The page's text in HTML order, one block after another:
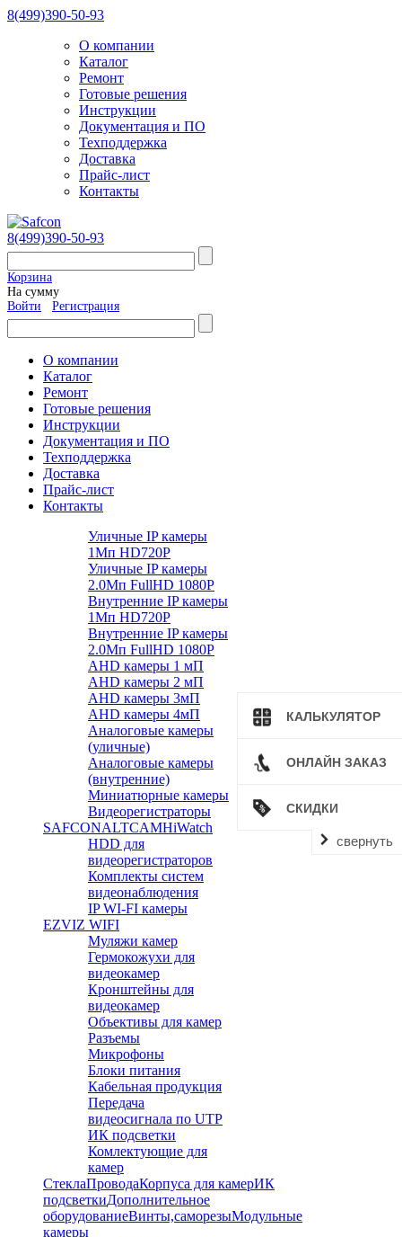
КАЛЬКУЛЯТОР
ОНЛАЙН ЗАКАЗ
СКИДКИ
свернуть
8(499)390-50-93
О компании
Каталог
Ремонт
Готовые решения
Инструкции
Документация и ПО
Техподдержка
Доставка
Прайс-лист
Контакты
8(499)390-50-93
Корзина
На сумму
Войти
Регистрация
О компании
Каталог
Ремонт
Готовые решения
Инструкции
Документация и ПО
Техподдержка
Доставка
Прайс-лист
Контакты
Уличные IP камеры
1Мп HD720P
Уличные IP камеры
2.0Мп FullHD 1080P
Внутренние IP камеры
1Мп HD720P
Внутренние IP камеры
2.0Мп FullHD 1080P
AHD камеры 1 мП
AHD камеры 2 мП
AHD камеры 3мП
AHD камеры 4мП
Аналоговые камеры
(уличные)
Аналоговые камеры
(внутренние)
Миниатюрные камеры
Видеорегистраторы
SAFCONALTCAMHiWatch
HDD для
видеорегистраторов
Комплекты систем
видеонаблюдения
IP WI-FI камеры
EZVIZ WIFI
Муляжи камер
Гермокожухи для
видеокамер
Кронштейны для
видеокамер
Объективы для камер
Разъемы
Микрофоны
Блоки питания
Кабельная продукция
Передача
видеосигнала по UTP
ИК подсветки
Комлектующие для
камер
СтеклаПроводаКорпуса для камерИК
подсветкиДополнительное
оборудованиеВинты,саморезыМодульные
камеры